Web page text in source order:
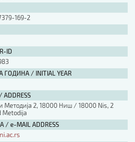
169-2
ID
ГОДИНА / INITIAL YEAR
Методија 2, 18000 Ниш / 18000 Nis, 2
Metodija
/ e-MAIL ADDRESS